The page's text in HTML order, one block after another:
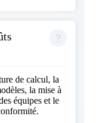
de calcul, la
la mise à
équipes et le